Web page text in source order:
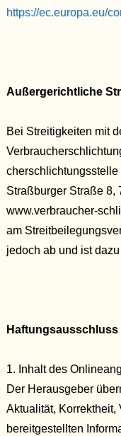
https://ec.europa.eu/
Außergerichtliche
Bei Streitigkeiten mit
cherschlichtungsstelle
Straßburger Straße 8,
www.verbraucher-
am
jedoch ab und ist
1. Inhalt des
Der Herausgeber
Aktualität, Korrektheit,
bereitgestellten